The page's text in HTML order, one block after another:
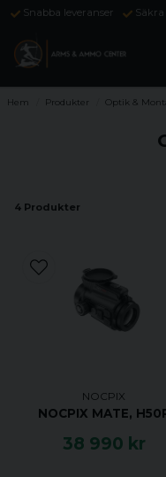
Snabba leveranser
Hem Produkter Optik &
4 Produkter
NOCPIX
NOCPIX MATE,
38 990 kr